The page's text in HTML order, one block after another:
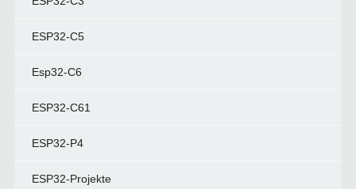
ESP32-C5
Esp32-C6
ESP32-C61
ESP32-P4
ESP32-Projekte